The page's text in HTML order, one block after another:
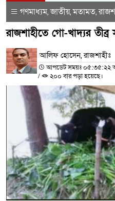
গণমাধ্যম,জাতীয়,মতামত,
রাজশাহীতে গো-খাদ্যর
আলিফ হোসেন, রাজশাহীঃ
আপডেট সময়ঃ ০৫:৩৫:২২
/
২০০ বার পড়া হয়েছে।